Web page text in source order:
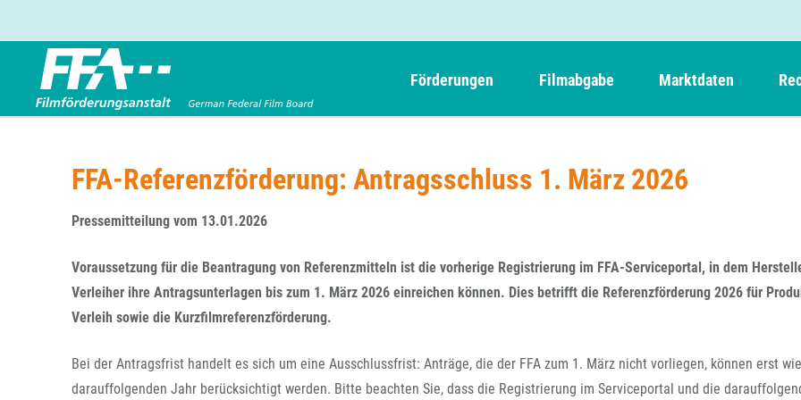
Förderungen
Entwicklungsförderung
Produktionsförderung
Verleihförderung
Folgevorhaben aus BKM-Preismitteln
Förderprogramm Filmerbe
Eigenkapitalaufstockung
Navigation
überspringen
Einreich- und Sitzungstermine
Webinare
Nachhaltigkeit
Erlösabrechnung
Filmabgabe
Filmabgabe von Videoprogrammanbietern
Marktdaten
FFA 2025
Die FFA in Kürze
Gremien
Referendariat
Vergabebekanntmachung
Kurzfilmpreis Short Tiger
German Films und Vision Kino
FFA International
FFA-Referenzförderung: Antragsschluss 1. März 2026
Pressemitteilung vom 13.01.2026
Voraussetzung für die Beantragung von Referenzmitteln ist die vorherige Registrierung im FFA-Serviceportal, in dem
Verleiher ihre Antragsunterlagen bis zum 1. März 2026 einreichen können. Dies betrifft die Referenzförderung 2026 für
Verleih sowie die Kurzfilmreferenzförderung.
Bei der Antragsfrist handelt es sich um eine Ausschlussfrist: Anträge, die der FFA zum 1. März nicht vorliegen, können erst
darauffolgenden Jahr berücksichtigt werden. Bitte beachten Sie, dass die Registrierung im Serviceportal und die
Twitter Mail